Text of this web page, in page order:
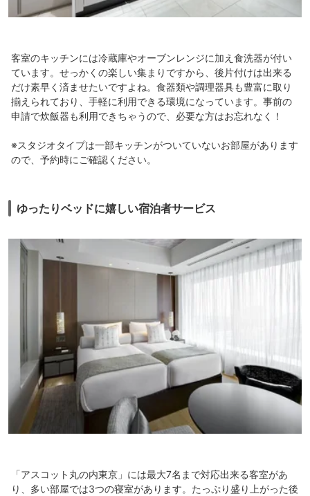
客室のキッチンには冷蔵庫やオーブンレンジに加え食洗器が付い
ています。せっかくの楽しい集まりですから、後片付けは出来る
だけ素早く済ませたいですよね。食器類や調理器具も豊富に取り
揃えられており、手軽に利用できる環境になっています。事前の
申請で炊飯器も利用できちゃうので、必要な方はお忘れなく！
※スタジオタイプは一部キッチンがついていないお部屋があります
ので、予約時にご確認ください。
ゆったりベッドに嬉しい宿泊者サービス
「アスコット丸の内東京」には最大7名まで対応出来る客室があ
り、多い部屋では3つの寝室があります。たっぷり盛り上がった後